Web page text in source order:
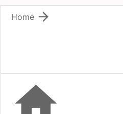

Home
